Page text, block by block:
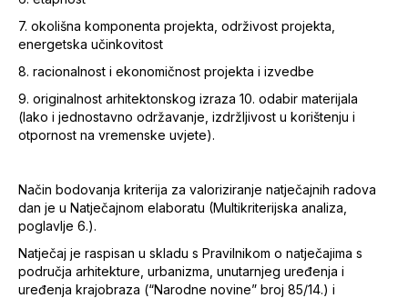
7. okolišna komponenta projekta, održivost projekta,
energetska učinkovitost
8. racionalnost i ekonomičnost projekta i izvedbe
9. originalnost arhitektonskog izraza 10. odabir materijala
(lako i jednostavno održavanje, izdržljivost u korištenju i
otpornost na vremenske uvjete).
Način bodovanja kriterija za valoriziranje natječajnih radova
dan je u Natječajnom elaboratu (Multikriterijska analiza,
poglavlje 6.).
Natječaj je raspisan u skladu s Pravilnikom o natječajima s
područja arhitekture, urbanizma, unutarnjeg uređenja i
uređenja krajobraza (“Narodne novine” broj 85/14.) i